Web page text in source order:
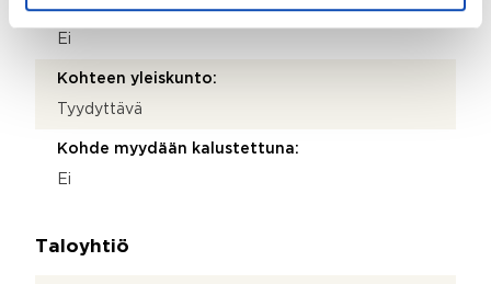
Taloyhtiössä on antenni:
Ei
Kohteen yleiskunto:
Tyydyttävä
Kohde myydään kalustettuna:
Ei
Taloyhtiö